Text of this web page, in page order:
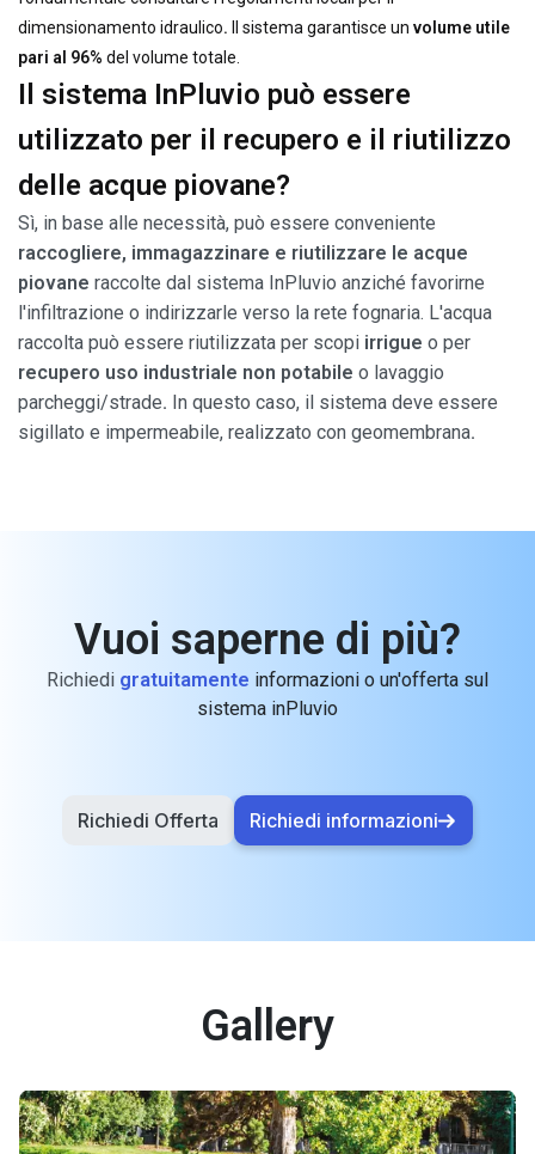
dimensionamento idraulico. Il sistema garantisce un volume utile
pari al 96% del volume totale.
Il sistema InPluvio può essere
utilizzato per il recupero e il riutilizzo
delle acque piovane?
Sì, in base alle necessità, può essere conveniente
raccogliere, immagazzinare e riutilizzare le acque
piovane raccolte dal sistema InPluvio anziché favorirne
l'infiltrazione o indirizzarle verso la rete fognaria. L'acqua
raccolta può essere riutilizzata per scopi irrigue o per
recupero uso industriale non potabile o lavaggio
parcheggi/strade. In questo caso, il sistema deve essere
sigillato e impermeabile, realizzato con geomembrana.
Vuoi saperne di più?
Richiedi gratuitamente informazioni o un'offerta sul
sistema inPluvio
Richiedi Offerta Richiedi informazioni
Gallery